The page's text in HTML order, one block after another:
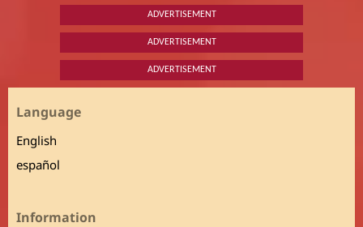
ADVERTISEMENT
ADVERTISEMENT
ADVERTISEMENT
Language
English
español
Information